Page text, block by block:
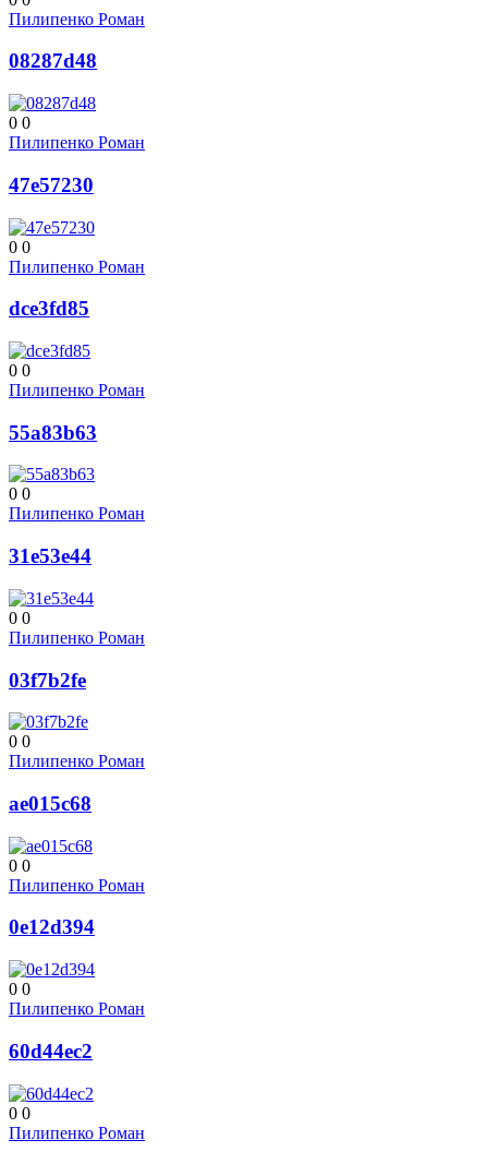
Пилипенко Роман
08287d48
0 0
Пилипенко Роман
47e57230
0 0
Пилипенко Роман
dce3fd85
0 0
Пилипенко Роман
55a83b63
0 0
Пилипенко Роман
31e53e44
0 0
Пилипенко Роман
03f7b2fe
0 0
Пилипенко Роман
ae015c68
0 0
Пилипенко Роман
0e12d394
0 0
Пилипенко Роман
60d44ec2
0 0
Пилипенко Роман